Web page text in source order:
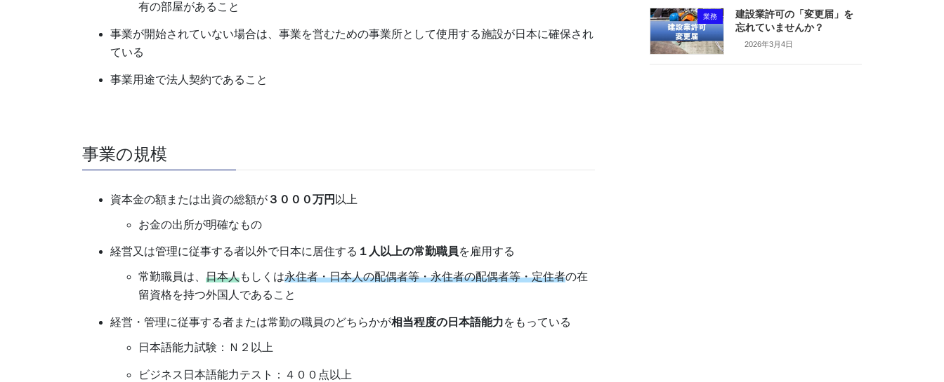
有の部屋があること
事業が開始されていない場合は、事業を営むための事業所として使用する施設が日本に確保され
ている
事業用途で法人契約であること
事業の規模
資本金の額または出資の総額が ３０００万円 以上
お金の出所が明確なもの
経営又は管理に従事する者以外で日本に居住する １人以上の常勤職員を雇用する
常勤職員は、 日本人もしくは永住者・日本人の配偶者等・永住者の配偶者等・定住者の在
留資格を持つ外国人であること
経営・管理に従事する者または常勤の職員のどちらかが相当程度の日本語能力をもっている
日本語能力試験：Ｎ２以上
ビジネス日本語能力テスト：４００点以上
業務
建設業許可の「変更届」を
忘れていませんか？
2026年3月4日